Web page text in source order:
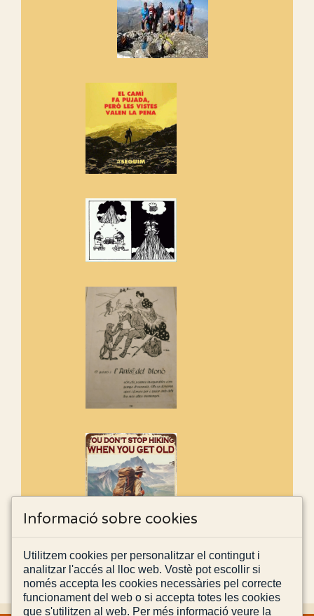
Els Centpeus signen el
Manifest a favor dels Camins
Si ets una entitat o associació
adhereix-te al manifest!
Rebem un diploma dels
Amics de Sant Aniol d'Aguja
Els Centpeus estem implicats
de l'entorn de Sant Aniol
Informació sobre cookies
Utilitzem cookies per personalitzar el contingut i
analitzar l'accés al lloc web. Vostè pot escollir si
només accepta les cookies necessàries pel correcte
funcionament del web o si accepta totes les cookies
que s'utilitzen al web. Per més informació veure la